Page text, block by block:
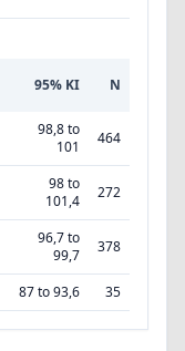
95% KI N
98,8 to
101
464
98 to
101,4
272
96,7 to
99,7
378
87 to 93,6 35